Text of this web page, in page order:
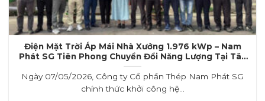
Điện Mặt Trời Áp Mái Nhà Xưởng 1.976 kWp – Nam
Phát SG Tiên Phong Chuyển Đổi Năng Lượng Tại Tây
Ninh
Ngày 07/05/2026, Công ty Cổ phần Thép Nam Phát SG
chính thức khởi công hệ...